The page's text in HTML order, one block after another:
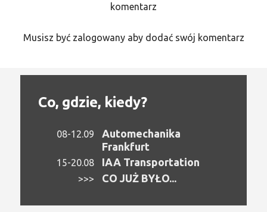
komentarz
Musisz być zalogowany aby dodać swój komentarz
Co, gdzie, kiedy?
08-12.09
Automechanika
Frankfurt
15-20.08 IAA Transportation
>>> CO JUŻ BYŁO...